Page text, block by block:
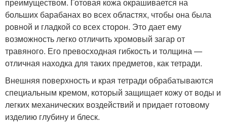
больших барабанах во всех областях, чтобы она была
ровной и гладкой со всех сторон. Это дает ему
возможность легко отличить хромовый загар от
травяного. Его превосходная гибкость и толщина —
отличная находка для таких предметов, как тетради.
Внешняя поверхность и края тетради обрабатываются
специальным кремом, который защищает кожу от воды и
легких механических воздействий и придает готовому
изделию глубину и блеск.